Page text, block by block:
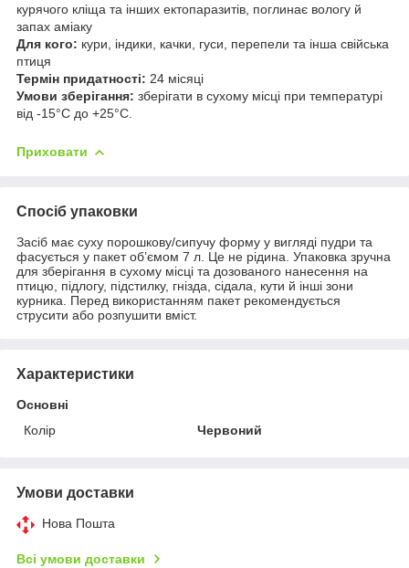
курячого кліща та інших ектопаразитів, поглинає вологу й
запах аміаку
Для кого: кури, індики, качки, гуси, перепели та інша свійська
птиця
Термін придатності: 24 місяці
Умови зберігання: зберігати в сухому місці при температурі
від -15°C до +25°C.
Приховати
Спосіб упаковки
Засіб має суху порошкову/сипучу форму у вигляді пудри та
фасується у пакет об’ємом 7 л. Це не рідина. Упаковка зручна
для зберігання в сухому місці та дозованого нанесення на
птицю, підлогу, підстилку, гнізда, сідала, кути й інші зони
курника. Перед використанням пакет рекомендується
струсити або розпушити вміст.
Характеристики
Основні
Колір
Червоний
Умови доставки
Нова Пошта
Всі умови доставки